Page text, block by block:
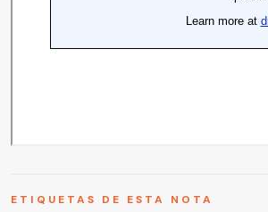
ETIQUETAS DE ESTA NOTA